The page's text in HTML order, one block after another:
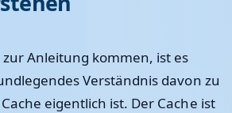
Anleitung kommen, ist es
Verständnis davon zu
eigentlich ist. Der Cache ist